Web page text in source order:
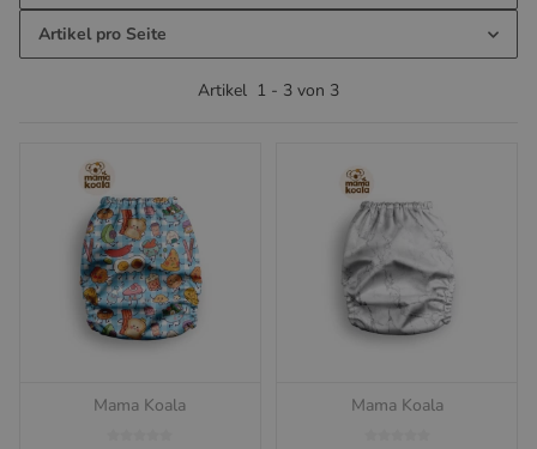
Artikel pro Seite
Artikel 1 - 3 von 3
Mama Koala Mama Koala